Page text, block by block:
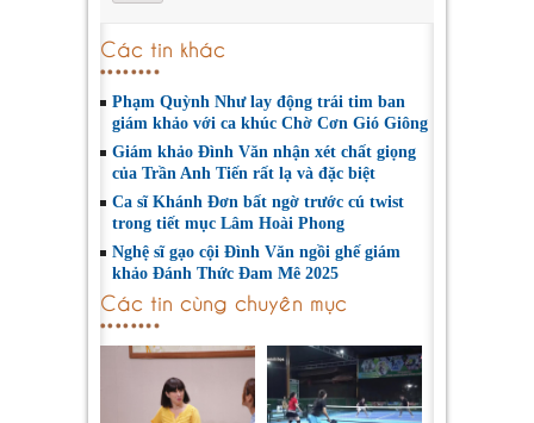
Các tin khác
Phạm Quỳnh Như lay động trái tim ban
giám khảo với ca khúc Chờ Cơn Gió Giông
Giám khảo Đình Văn nhận xét chất giọng
của Trần Anh Tiến rất lạ và đặc biệt
Ca sĩ Khánh Đơn bất ngờ trước cú twist
trong tiết mục Lâm Hoài Phong
Nghệ sĩ gạo cội Đình Văn ngồi ghế giám
khảo Đánh Thức Đam Mê 2025
Các tin cùng chuyên mục